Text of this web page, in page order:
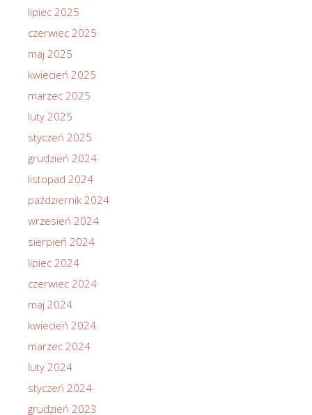
lipiec 2025
czerwiec 2025
maj 2025
kwiecień 2025
marzec 2025
luty 2025
styczeń 2025
grudzień 2024
listopad 2024
październik 2024
wrzesień 2024
sierpień 2024
lipiec 2024
czerwiec 2024
maj 2024
kwiecień 2024
marzec 2024
luty 2024
styczeń 2024
grudzień 2023